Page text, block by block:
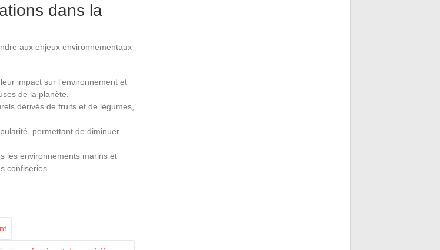
dans la
aux enjeux environnementaux
impact sur l’environnement et
de la planète.
dérivés de fruits et de légumes,
permettant de diminuer
les environnements marins et
confiseries.